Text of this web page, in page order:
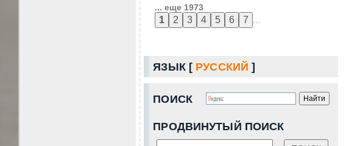
... еще 1973
ЯЗЫК [ РУССКИЙ ]
ПОИСК
ПРОДВИНУТЫЙ ПОИСК